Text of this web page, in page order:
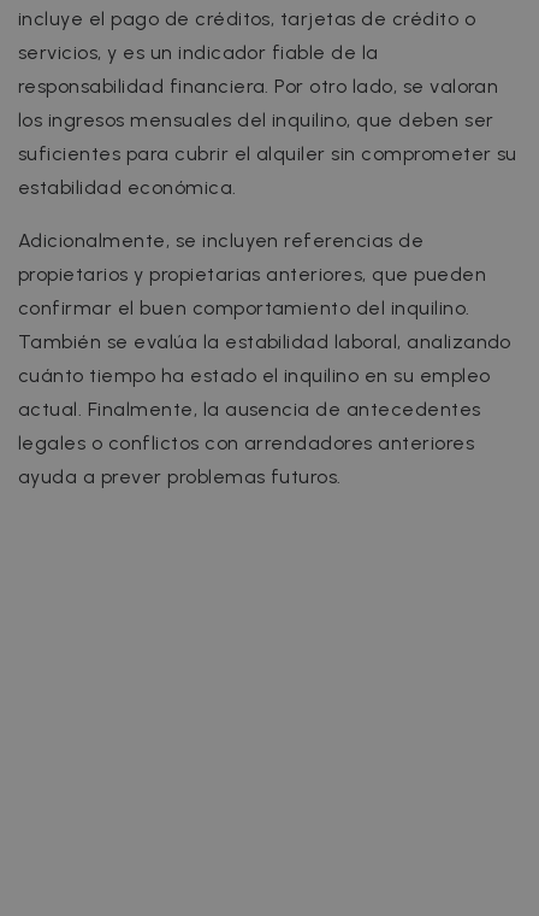
incluye el pago de créditos, tarjetas de crédito o
servicios, y es un indicador fiable de la
responsabilidad financiera. Por otro lado, se valoran
los ingresos mensuales del inquilino, que deben ser
suficientes para cubrir el alquiler sin comprometer su
estabilidad económica.
Adicionalmente, se incluyen referencias de
propietarios y propietarias anteriores, que pueden
confirmar el buen comportamiento del inquilino.
También se evalúa la estabilidad laboral, analizando
cuánto tiempo ha estado el inquilino en su empleo
actual. Finalmente, la ausencia de antecedentes
legales o conflictos con arrendadores anteriores
ayuda a prever problemas futuros.